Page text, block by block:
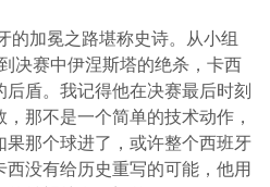
的加冕之路堪称史诗。从小组
决赛中伊涅斯塔的绝杀，卡西
盾。我记得他在决赛最后时刻
那不是一个简单的技术动作，
那个球进了，或许整个西班牙
没有给历史重写的可能，他用